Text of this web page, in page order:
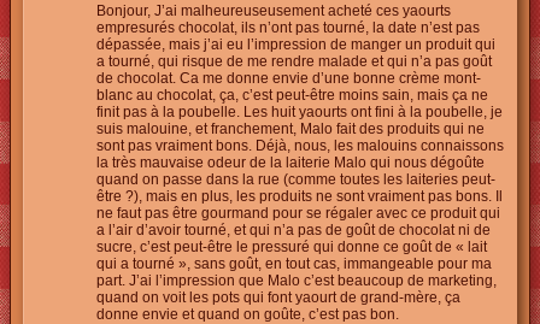
Bonjour, J’ai malheureuseusement acheté ces yaourts
empresurés chocolat, ils n’ont pas tourné, la date n’est pas
dépassée, mais j’ai eu l’impression de manger un produit qui
a tourné, qui risque de me rendre malade et qui n’a pas goût
de chocolat. Ca me donne envie d’une bonne crème mont-
blanc au chocolat, ça, c’est peut-être moins sain, mais ça ne
finit pas à la poubelle. Les huit yaourts ont fini à la poubelle, je
suis malouine, et franchement, Malo fait des produits qui ne
sont pas vraiment bons. Déjà, nous, les malouins connaissons
la très mauvaise odeur de la laiterie Malo qui nous dégoûte
quand on passe dans la rue (comme toutes les laiteries peut-
être ?), mais en plus, les produits ne sont vraiment pas bons. Il
ne faut pas être gourmand pour se régaler avec ce produit qui
a l’air d’avoir tourné, et qui n’a pas de goût de chocolat ni de
sucre, c’est peut-être le pressuré qui donne ce goût de « lait
qui a tourné », sans goût, en tout cas, immangeable pour ma
part. J’ai l’impression que Malo c’est beaucoup de marketing,
quand on voit les pots qui font yaourt de grand-mère, ça
donne envie et quand on goûte, c’est pas bon.